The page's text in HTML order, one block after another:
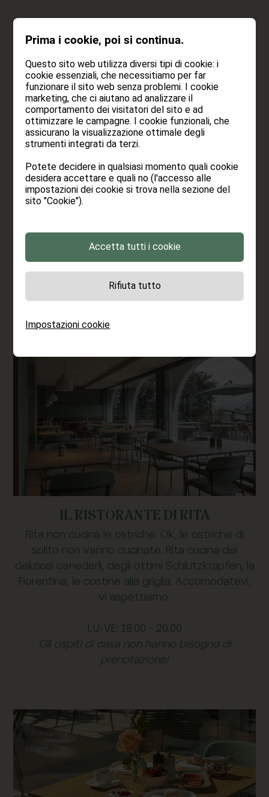
Mangiare e bere.
Bene.
Stephan gestisce il nuovo bar e prepara
bevande fresche. Rita è in cucina la sera e
cucina pochi ma deliziosi piatti per il ristorante
servono. Fate attenzione a Helmuth e alle sue
battute - pericolo di dipendenza. La colazione è
inclusa nel prezzo della camera, la cena no.
IL RISTORANTE DI RITA
Rita non cucina le ostriche. Ok, le ostriche di
solito non vanno cucinate. Rita cucina dei
deliziosi canederli, degli ottimi Schlutzkrapfen, la
Fiorentina, le costine alla griglia. Accomodatevi,
vi aspettiamo.
LU-VE: 18.00 - 20.00
Gli ospiti di casa non hanno bisogno di
prenotazione!
Prima i cookie, poi si continua.
Questo sito web utilizza diversi tipi di cookie: i
cookie essenziali, che necessitiamo per far
funzionare il sito web senza problemi. I cookie
marketing, che ci aiutano ad analizzare il
comportamento dei visitatori del sito e ad
ottimizzare le campagne. I cookie funzionali, che
assicurano la visualizzazione ottimale degli
strumenti integrati da terzi.
Potete decidere in qualsiasi momento quali cookie
desidera accettare e quali no (l'accesso alle
impostazioni dei cookie si trova nella sezione del
sito "Cookie").
Impostazioni cookie
Accetta tutti i cookie
Rifiuta tutto